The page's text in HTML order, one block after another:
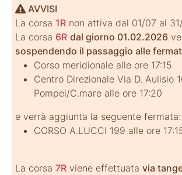
AVVISI
La corsa 1R non attiva dal 01/07 al
La corsa 6R dal giorno 01.02.2026
sospendendo il passaggio alle
Corso meridionale alle ore 17:15
Centro Direzionale Via D. Aulisio
Pompei/C.mare alle ore 17:20
e verrà aggiunta la seguente fermata:
CORSO A.LUCCI 199 alle ore
La corsa 7R viene effettuata via